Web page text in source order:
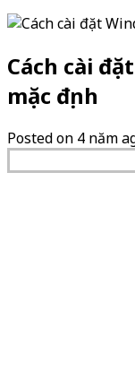
Cách cài
mặc định
Posted on 4 năm